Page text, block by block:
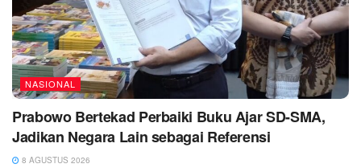
NASIONAL
Prabowo Bertekad Perbaiki Buku Ajar SD-SMA,
Jadikan Negara Lain sebagai Referensi
8 AGUSTUS 2026